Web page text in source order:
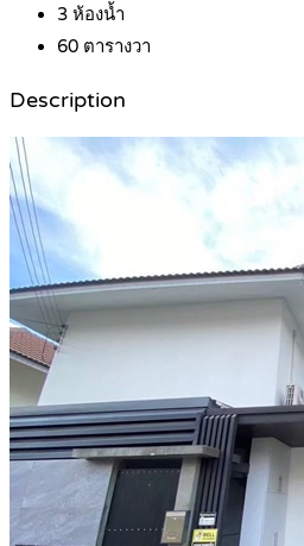
3 ห้องน้ำ
60 ตารางวา
Description